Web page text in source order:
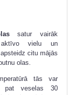
satur vairāk
aktīvo vielu un
citu mājās
olas.
tās var
pat veselas 30